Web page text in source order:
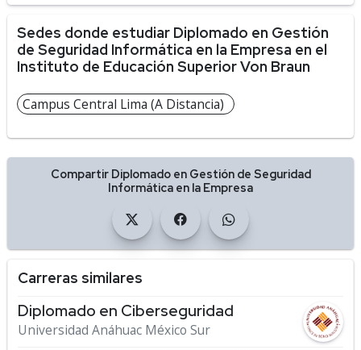
Sedes donde estudiar Diplomado en Gestión
de Seguridad Informática en la Empresa en el
Instituto de Educación Superior Von Braun
Campus Central Lima (A Distancia)
Compartir Diplomado en Gestión de Seguridad
Informática en la Empresa
Carreras similares
Diplomado en Ciberseguridad
Universidad Anáhuac México Sur